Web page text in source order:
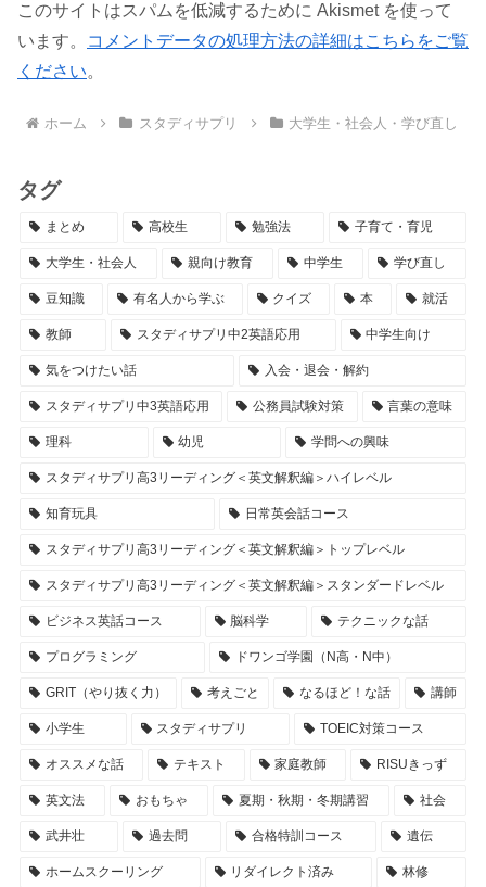
このサイトはスパムを低減するために Akismet を使って
います。
コメントデータの処理方法の詳細はこちらをご覧
ください。
ホーム スタディサプリ 大学生・社会人・学び直し
タグ
まとめ 高校生 勉強法 子育て・育児
大学生・社会人 親向け教育 中学生 学び直し
豆知識 有名人から学ぶ クイズ 本 就活
教師 スタディサプリ中2英語応用 中学生向け
気をつけたい話 入会・退会・解約
スタディサプリ中3英語応用 公務員試験対策 言葉の意味
理科 幼児 学問への興味
スタディサプリ高3リーディング＜英文解釈編＞ハイレベル
知育玩具 日常英会話コース
スタディサプリ高3リーディング＜英文解釈編＞トップレベル
スタディサプリ高3リーディング＜英文解釈編＞スタンダードレベル
ビジネス英話コース 脳科学 テクニックな話
プログラミング ドワンゴ学園（N高・N中）
GRIT（やり抜く力） 考えごと なるほど！な話 講師
小学生 スタディサプリ TOEIC対策コース
オススメな話 テキスト 家庭教師 RISUきっず
英文法 おもちゃ 夏期・秋期・冬期講習 社会
武井壮 過去問 合格特訓コース 遺伝
ホームスクーリング リダイレクト済み 林修